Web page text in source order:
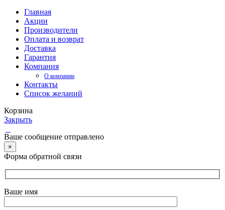
Главная
Акции
Производители
Оплата и возврат
Доставка
Гарантия
Компания
О компании
Контакты
Список желаний
Корзина
Закрыть
Ваше сообщение отправлено
×
Форма обратной связи
Ваше имя